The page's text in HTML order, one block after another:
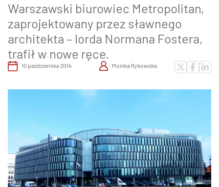
Warszawski biurowiec Metropolitan,
zaprojektowany przez sławnego
architekta – lorda Normana Fostera,
trafił w nowe ręce.
10 października 2014 Monika Rykowska